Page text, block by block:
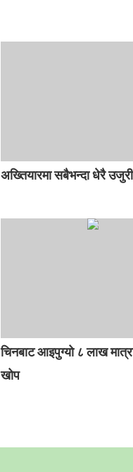
अख्तियारमा सबैभन्दा धेरै उजुरी
चिनबाट आइपुग्यो ८ लाख
खोप